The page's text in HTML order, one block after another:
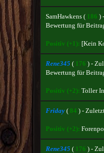
SamHawkens ( 186 )
Bewertung für
Positiv (+1): [Kein
Rene345 ( 176 ) -
Bewertung für
Positiv (+2): Toller
Friday ( 84 ) -
Positiv (+2):
Rene345 ( 176 ) -